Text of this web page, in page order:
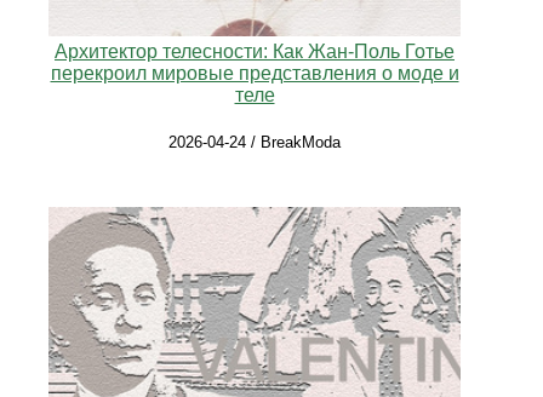
Архитектор телесности: Как Жан-Поль Готье
перекроил мировые представления о моде и
теле
2026-04-24 / BreakModa